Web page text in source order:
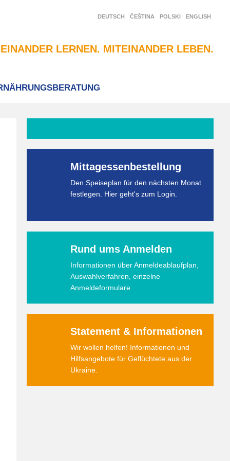
DEUTSCH ČEŠTINA POLSKI ENGLISH
LERNEN. MITEINANDER LEBEN.
Mittagessenbestellung
Den Speiseplan für den nächsten Monat
festlegen. Hier geht's zum Login.
Rund ums Anmelden
Informationen über Anmeldeablaufplan,
Auswahlverfahren, einzelne
Anmeldeformulare
Statement & Informationen
Wir wollen helfen! Informationen und
Hilfsangebote für Geflüchtete aus der
Ukraine.